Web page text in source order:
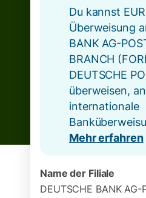
Du kannst
Überweisung
BANK AG-
BRANCH
DEUTSCHE
überweisen,
internationale
Mehr erfahren
Name der Filiale
DEUTSCHE BANK AG-